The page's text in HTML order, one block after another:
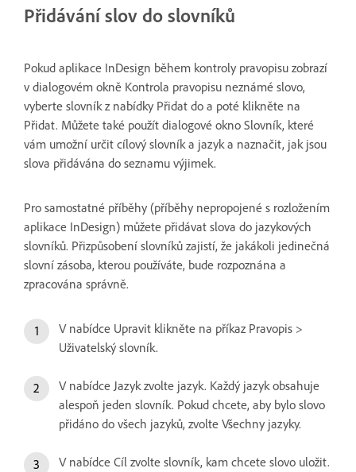
Přidávání slov do slovníků
Pokud aplikace InDesign během kontroly pravopisu zobrazí
v dialogovém okně Kontrola pravopisu neznámé slovo,
vyberte slovník z nabídky Přidat do a poté klikněte na
Přidat. Můžete také použít dialogové okno Slovník, které
vám umožní určit cílový slovník a jazyk a naznačit, jak jsou
slova přidávána do seznamu výjimek.
Pro samostatné příběhy (příběhy nepropojené s rozložením
aplikace InDesign) můžete přidávat slova do jazykových
slovníků. Přizpůsobení slovníků zajistí, že jakákoli jedinečná
slovní zásoba, kterou používáte, bude rozpoznána a
zpracována správně.
V nabídce Upravit klikněte na příkaz Pravopis >
Uživatelský slovník.
V nabídce Jazyk zvolte jazyk. Každý jazyk obsahuje
alespoň jeden slovník. Pokud chcete, aby bylo slovo
přidáno do všech jazyků, zvolte Všechny jazyky.
V nabídce Cíl zvolte slovník, kam chcete slovo uložit.